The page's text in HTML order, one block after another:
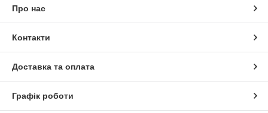
Про нас
Контакти
Доставка та оплата
Графік роботи